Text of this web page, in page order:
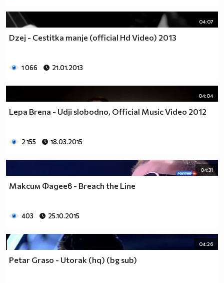
04:07
Dzej - Cestitka manje (official Hd Video) 2013
1 066 21.01.2013
04:04
Lepa Brena - Udji slobodno, Official Music Video 2012
2 155 18.03.2015
04:31
Максим Фадеев - Breach the Line
403 25.10.2015
04:26
Petar Graso - Utorak (hq) (bg sub)